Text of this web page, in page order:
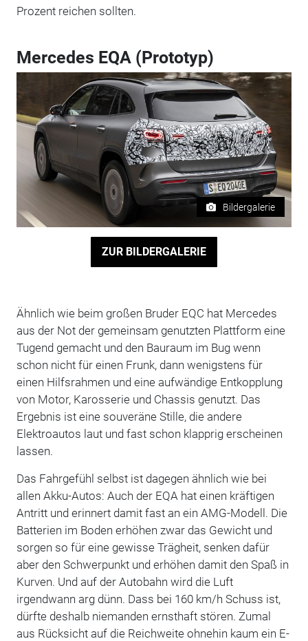
Prozent reichen sollten.
Mercedes EQA (Prototyp)
Bildergalerie
ZUR BILDERGALERIE
Ähnlich wie beim großen Bruder EQC hat Mercedes
aus der Not der gemeinsam genutzten Plattform eine
Tugend gemacht und den Bauraum im Bug wenn
schon nicht für einen Frunk, dann wenigstens für
einen Hilfsrahmen und eine aufwändige Entkopplung
von Motor, Karosserie und Chassis genutzt. Das
Ergebnis ist eine souveräne Stille, die andere
Elektroautos laut und fast schon klapprig erscheinen
lassen.
Das Fahrgefühl selbst ist dagegen ähnlich wie bei
allen Akku-Autos: Auch der EQA hat einen kräftigen
Antritt und erinnert damit fast an ein AMG-Modell. Die
Batterien im Boden erhöhen zwar das Gewicht und
sorgen so für eine gewisse Trägheit, senken dafür
aber den Schwerpunkt und erhöhen damit den Spaß in
Kurven. Und auf der Autobahn wird die Luft
irgendwann arg dünn. Dass bei 160 km/h Schuss ist,
dürfte deshalb niemanden ernsthaft stören. Zumal
aus Rücksicht auf die Reichweite ohnehin kaum ein E-